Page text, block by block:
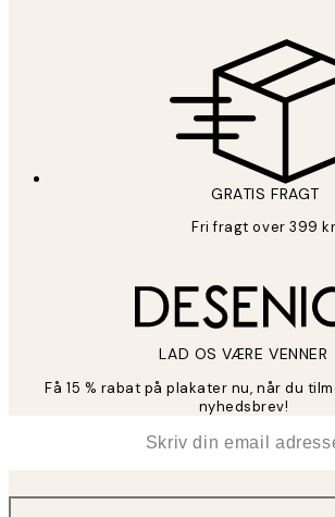
GRATIS FRAGT
Fri fragt over 399
LAD OS VÆRE VENNER
Få 15 % rabat på plakater nu, når du
nyhedsbrev!